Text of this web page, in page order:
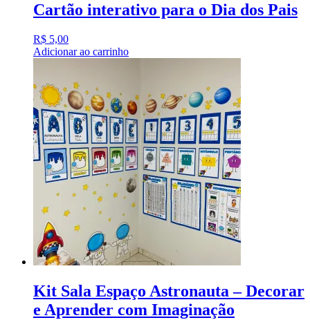
Cartão interativo para o Dia dos Pais
R$ 5,00
Adicionar ao carrinho
Kit Sala Espaço Astronauta – Decorar
e Aprender com Imaginação